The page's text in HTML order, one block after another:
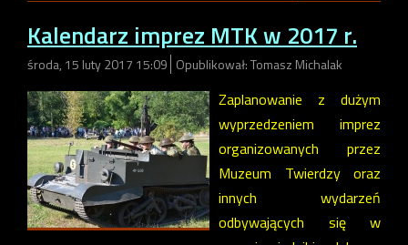
Kalendarz imprez MTK w 2017 r.
środa, 15 luty 2017 15:09 Opublikował: Tomasz Michalak
Zaplanowanie z dużym
wyprzedzeniem imprez
organizowanych przez
Muzeum Twierdzy oraz
innych wydarzeń
odbywających się w